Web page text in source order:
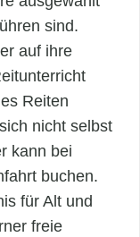
sind.
auf ihre
Reiten
nicht selbst
kann bei
buchen.
für Alt und
freie